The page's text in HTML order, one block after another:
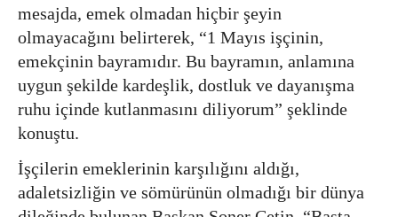
mesajda, emek olmadan hiçbir şeyin
olmayacağını belirterek, “1 Mayıs işçinin,
emekçinin bayramıdır. Bu bayramın, anlamına
uygun şekilde kardeşlik, dostluk ve dayanışma
ruhu içinde kutlanmasını diliyorum” şeklinde
konuştu.
İşçilerin emeklerinin karşılığını aldığı,
adaletsizliğin ve sömürünün olmadığı bir dünya